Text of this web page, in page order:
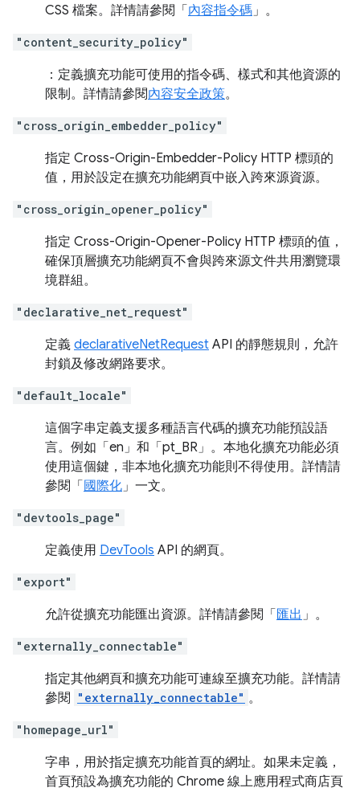
CSS 檔案。詳情請參閱「 內容指令碼」。
"content_security_policy"
：定義擴充功能可使用的指令碼、樣式和其他資源的
限制。詳情請參閱內容安全政策。
"cross_origin_embedder_policy"
指定 Cross-Origin-Embedder-Policy HTTP 標頭的
值，用於設定在擴充功能網頁中嵌入跨來源資源。
"cross_origin_opener_policy"
指定 Cross-Origin-Opener-Policy HTTP 標頭的值，
確保頂層擴充功能網頁不會與跨來源文件共用瀏覽環
境群組。
"declarative_net_request"
定義 declarativeNetRequest API 的靜態規則，允許
封鎖及修改網路要求。
"default_locale"
這個字串定義支援多種語言代碼的擴充功能預設語
言。例如「en」和「pt_BR」。本地化擴充功能必須
使用這個鍵，非本地化擴充功能則不得使用。詳情請
參閱「 國際化」一文。
"devtools_page"
定義使用 DevTools API 的網頁。
"export"
允許從擴充功能匯出資源。詳情請參閱「 匯出 」。
"externally_connectable"
指定其他網頁和擴充功能可連線至擴充功能。詳情請
參閱
"externally_connectable" 。
"homepage_url"
字串，用於指定擴充功能首頁的網址。如果未定義，
首頁預設為擴充功能的 Chrome 線上應用程式商店頁